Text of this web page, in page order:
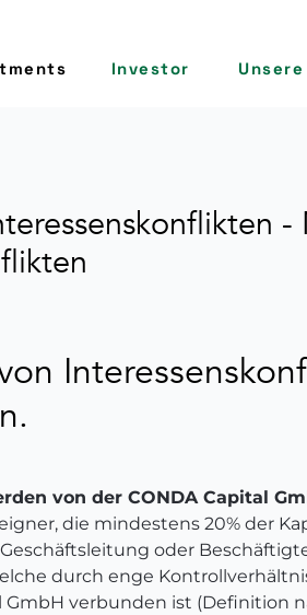
Investor
von der CONDA Capital
die mindestens 20% der
oder
durch enge
GmbH verbunden ist (Definition